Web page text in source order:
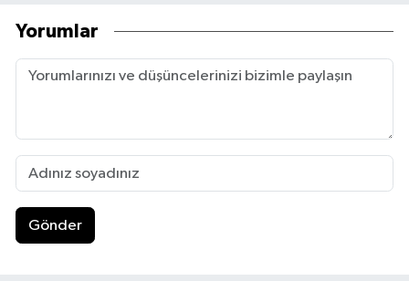
Yorumlar
Gönder